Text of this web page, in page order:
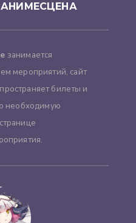
занимается
мероприятий, сайт
билеты и
необходимую